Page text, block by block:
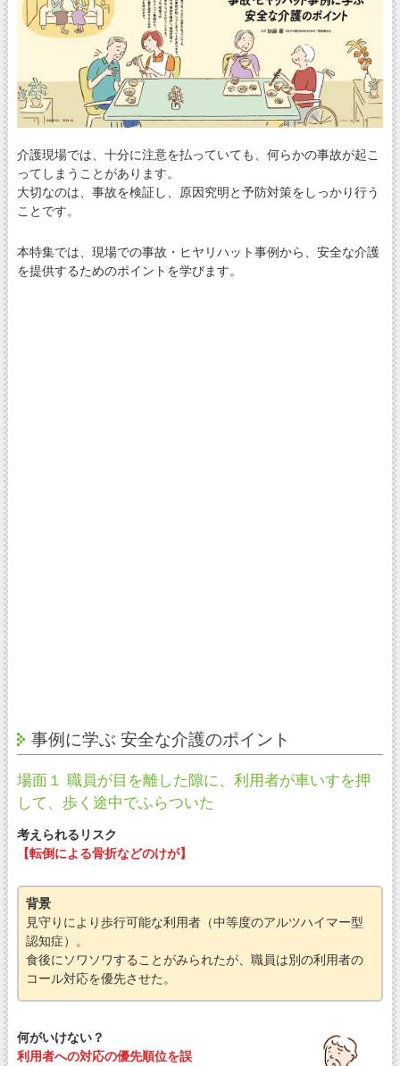
介護現場では、十分に注意を払っていても、何らかの事故が起こ
ってしまうことがあります。
大切なのは、事故を検証し、原因究明と予防対策をしっかり行う
ことです。
本特集では、現場での事故・ヒヤリハット事例から、安全な介護
を提供するためのポイントを学びます。
事例に学ぶ 安全な介護のポイント
場面１ 職員が目を離した隙に、利用者が車いすを押
して、歩く途中でふらついた
考えられるリスク
【転倒による骨折などのけが】
背景
見守りにより歩行可能な利用者（中等度のアルツハイマー型
認知症）。
食後にソワソワすることがみられたが、職員は別の利用者の
コール対応を優先させた。
何がいけない？
利用者への対応の優先順位を誤